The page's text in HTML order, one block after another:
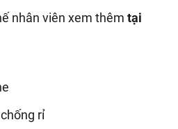
nhân viên xem thêmtại
rỉ